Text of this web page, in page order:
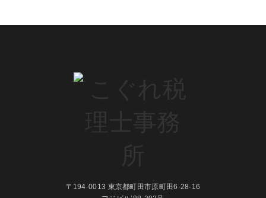
〒194-0013 東京都町田市原町田6-28-16